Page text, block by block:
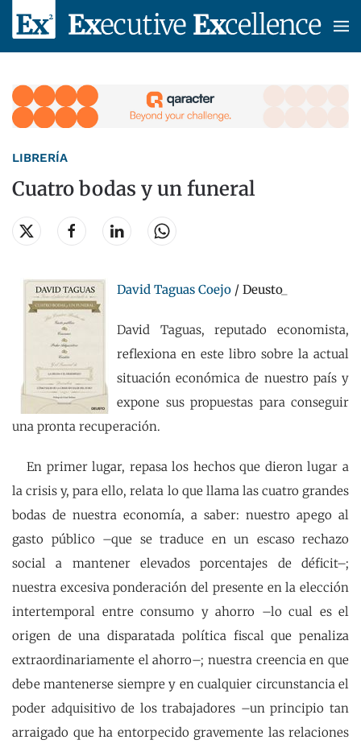
Skip to main content
LIBRERÍA
Cuatro bodas y un funeral
David Taguas Coejo / Deusto_
David Taguas, reputado economista,
reflexiona en este libro sobre la actual
situación económica de nuestro país y
expone sus propuestas para conseguir
una pronta recuperación.
En primer lugar, repasa los hechos que dieron lugar a
la crisis y, para ello, relata lo que llama las cuatro grandes
bodas de nuestra economía, a saber: nuestro apego al
gasto público –que se traduce en un escaso rechazo
social a mantener elevados porcentajes de déficit–;
nuestra excesiva ponderación del presente en la elección
intertemporal entre consumo y ahorro –lo cual es el
origen de una disparatada política fiscal que penaliza
extraordinariamente el ahorro–; nuestra creencia en que
debe mantenerse siempre y en cualquier circunstancia el
poder adquisitivo de los trabajadores –un principio tan
arraigado que ha entorpecido gravemente las relaciones